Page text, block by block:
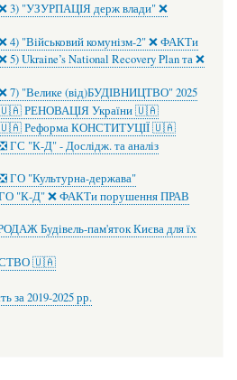
3) "УЗУРПАЦІЯ держ влади" ❌
"Військовий комунізм-2" ❌ ФАКТи
Ukraine’s National Recovery Plan та ❌
7) "Велике (від)БУДІВНИЦТВО" 2025
🇺🇦 РЕНОВАЦІЯ України 🇺🇦
🇺🇦 Реформа КОНСТИТУЦІЇ 🇺🇦
ГС "К-Д" - Дослідж. та аналіз
ГО "Культурна-держава"
"К-Д" ❌ ФАКТи порушення ПРАВ
Будівель-пам'яток Києва для їх
🇺🇦
за 2019-2025 рр.